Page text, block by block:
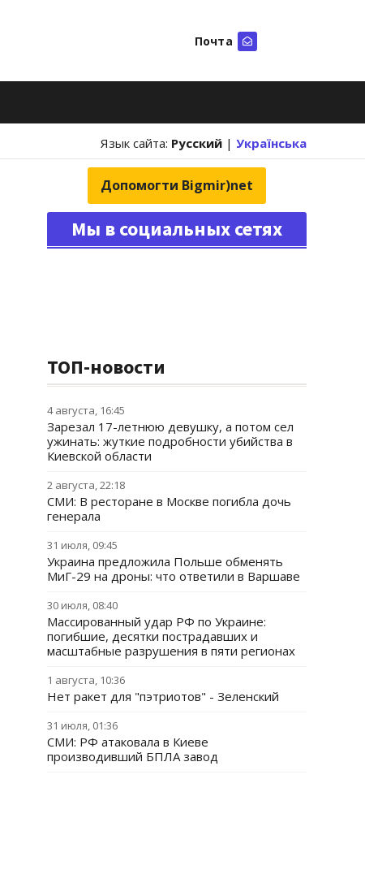
Почта
Язык сайта: Русский | Українська
Допомогти Bigmir)net
Мы в социальных сетях
ТОП-новости
4 августа, 16:45
Зарезал 17-летнюю девушку, а потом сел
ужинать: жуткие подробности убийства в
Киевской области
2 августа, 22:18
СМИ: В ресторане в Москве погибла дочь
генерала
31 июля, 09:45
Украина предложила Польше обменять
МиГ-29 на дроны: что ответили в Варшаве
30 июля, 08:40
Массированный удар РФ по Украине:
погибшие, десятки пострадавших и
масштабные разрушения в пяти регионах
1 августа, 10:36
Нет ракет для "пэтриотов" - Зеленский
31 июля, 01:36
СМИ: РФ атаковала в Киеве
производивший БПЛА завод